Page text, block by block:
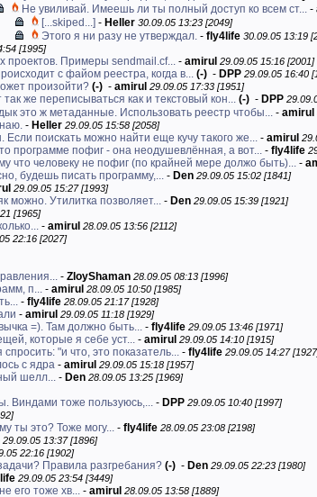
Не увиливай. Имеешь ли ты полный доступ ко всем ст... -
[...skiped...] - Heller 30.09.05 13:23 [2049]
Этого я ни разу не утверждал. - fly4life 30.09.05 13:19
[1995]
проектов. Примеры sendmail.cf... - amirul 29.09.05 15:16 [2001]
с файом реестра, когда в... (-) - DPP 29.09.05 16:40
произойти? (-) - amirul 29.09.05 17:33 [1951]
же переписываться как и текстовый кон... (-) - DPP
это ж метаданные. Использовать реестр чтобы... - amirul
- Heller 29.09.05 15:58 [2058]
поискать можно найти еще кучу такого же... - amirul
программе пофиг - она неодушевлённая, а вот... - fly4life
что человеку не пофиг (по крайней мере должо быть)... -
будешь писать программу,... - Den 29.09.05 15:02 [1841]
29.09.05 15:27 [1993]
можно. Утилитка позволяет... - Den 29.09.05 15:39 [1921]
[1965]
- amirul 28.09.05 13:56 [2112]
22:16 [2027]
- ZloyShaman 28.09.05 08:13 [1996]
п... - amirul 28.09.05 10:50 [1985]
- fly4life 28.09.05 21:17 [1928]
- amirul 29.09.05 11:18 [1929]
=). Там должно быть... - fly4life 29.09.05 13:46 [1971]
которые я себе уст... - amirul 29.09.05 14:10 [1915]
"и что, это показатель... - fly4life 29.09.05 14:27
с ядра - amirul 29.09.05 15:18 [1957]
шелл... - Den 28.09.05 13:25 [1969]
Виндами тоже пользуюсь,... - DPP 29.09.05 10:40 [1997]
ты это? Тоже могу... - fly4life 28.09.05 23:08 [2198]
29.09.05 13:37 [1896]
22:16 [1902]
Правила разгребания? (-) - Den 29.09.05 22:23 [1980]
29.09.05 23:54 [3449]
его тоже хв... - amirul 28.09.05 13:58 [1889]